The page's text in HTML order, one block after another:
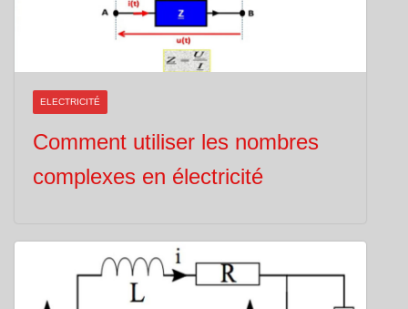
ELECTRICITÉ
Comment utiliser les nombres
complexes en électricité